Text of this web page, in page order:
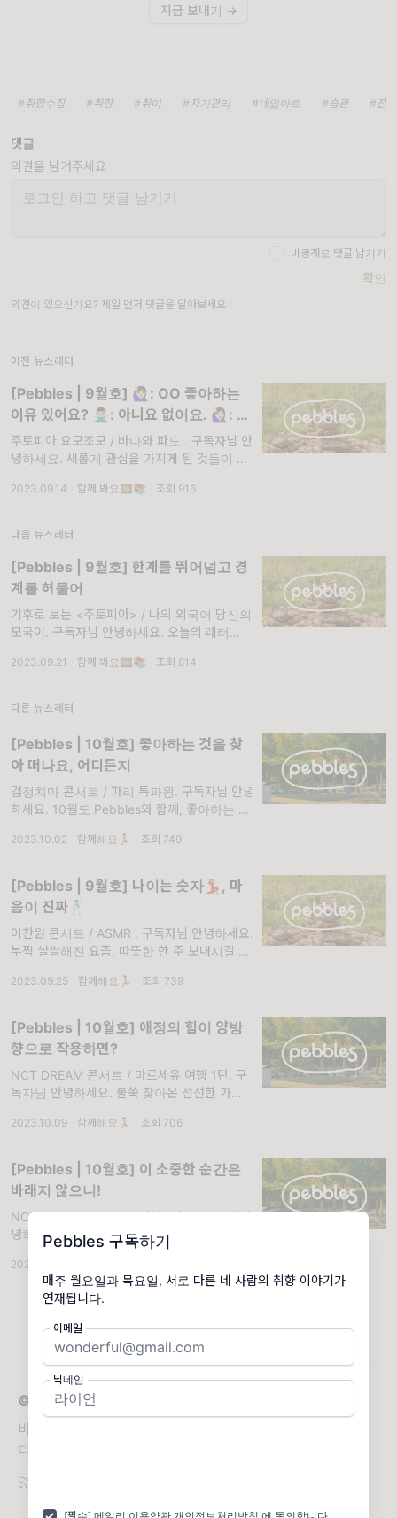
Pebbles 구독하기
매주 월요일과 목요일, 서로 다른 네 사람의 취향 이야기가
연재됩니다.
이메일
닉네임
지금 보내기 →
#취향수집 #취향 #취미 #자기관리 #네일아트 #습관 #잔
댓글
의견을 남겨주세요
비공개로 댓글 남기기
확인
의견이 있으신가요? 제일 먼저 댓글을 달아보세요 !
이전 뉴스레터
[Pebbles | 9월호] 🙋🏻‍♀️: OO 좋아하는
이유 있어요? 🙅🏻‍♂️: 아니요 없어요. 🙋🏻‍♀️: 있
었는데? 🤦🏻‍♂️:없어요 그냥
주토피아 요모조모 / 바다와 파도 . 구독자님 안
녕하세요. 새롭게 관심을 가지게 된 것들이 있
2023.09.14 함께 봐요🎞📚 조회 916
다음 뉴스레터
[Pebbles | 9월호] 한계를 뛰어넘고 경
계를 허물어
기후로 보는 <주토피아> / 나의 외국어 당신의
모국어. 구독자님 안녕하세요. 오늘의 레터는
해 부탁드리며, 그럼 이번 한 주도 신나고 행복
2023.09.21 함께 봐요🎞📚 조회 814
다른 뉴스레터
[Pebbles | 10월호] 좋아하는 것을 찾
아 떠나요, 어디든지
검정치마 콘서트 / 파리 특파원. 구독자님 안녕
하세요. 10월도 Pebbles와 함께, 좋아하는 것
2023.10.02 함께해요🏃🏻 조회 749
[Pebbles | 9월호] 나이는 숫자💃, 마
음이 진짜🕺
이찬원 콘서트 / ASMR . 구독자님 안녕하세요.
부쩍 쌀쌀해진 요즘, 따뜻한 한 주 보내시길 바
2023.09.25 함께해요🏃🏻 조회 739
[Pebbles | 10월호] 애정의 힘이 양방
향으로 작용하면?
NCT DREAM 콘서트 / 마르세유 여행 1탄. 구
독자님 안녕하세요. 불쑥 찾아온 선선한 가을,
2023.10.09 함께해요🏃🏻 조회 706
[Pebbles | 10월호] 이 소중한 순간은
바래지 않으니!
NCT 콘서트 / 마르세유 여행 2탄. 구독자님 안
녕하세요. 선선한 가을 바람과 함께 행복한 하
루 보내시길 바랍니다🍁
2023.10.16
© 2026 Pebbles
바닷가의 조약돌처럼 흩어져 있는 각자의 취향을 수집합니
다.